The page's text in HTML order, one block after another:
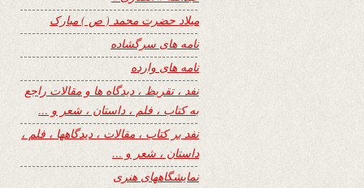
میلاد حضرت محمد ( ص ) مبارک
نامه های سرگشاده
نامه های وارده
نفد ، تقریظ ، دیدگاه ها و مقالات راجع
به کتاب ، فلم ، داستان ، شعر و …
نفد بر کتاب ، مقالات ، دیدگاهها ، فلم ،
داستان ، شعر و …
نمایشگاههای هنری